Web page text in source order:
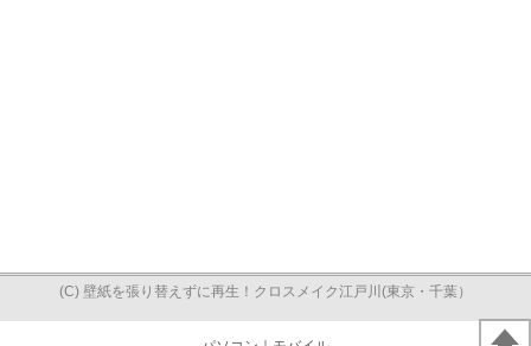
(C) 壁紙を張り替えずに再生！クロスメイク江戸川(東京・千葉）